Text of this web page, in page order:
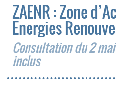
ZAENR : Zone
Energies
Consultation du 2
inclus